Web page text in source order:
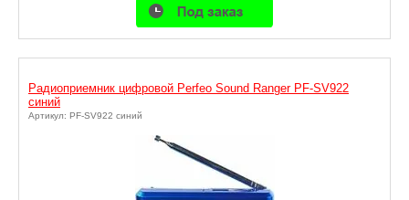
Радиоприемник цифровой Perfeo Sound Ranger PF-SV922
синий
Артикул: PF-SV922 синий